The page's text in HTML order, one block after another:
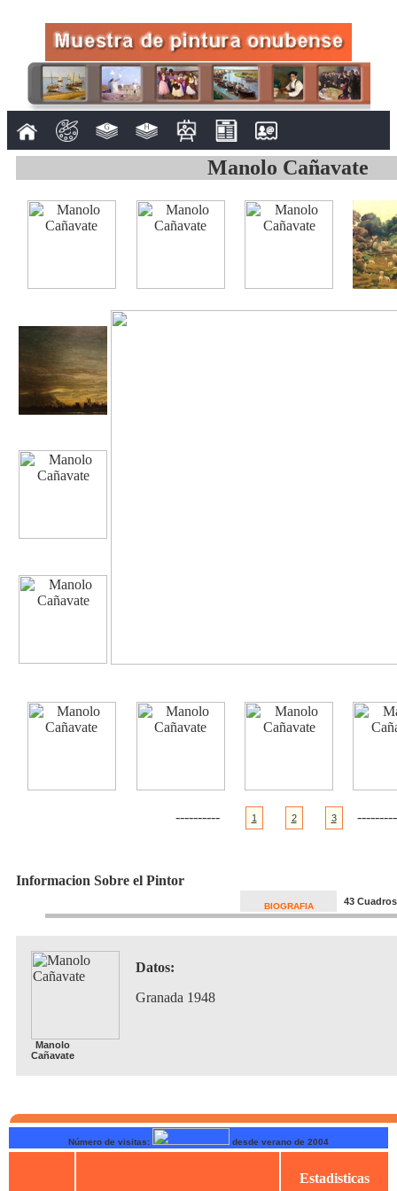
Manolo Cañavate
---------- 1 2 3
Informacion Sobre el Pintor
BIOGRAFIA 43 Cuadros
Manolo
Cañavate
Datos:
Granada 1948
Número de visitas: desde verano de 2004
Estadisticas